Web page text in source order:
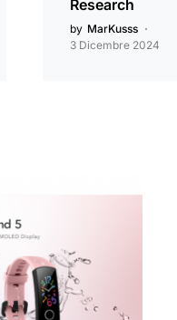
Research
by MarKusss
3 Dicembre 2024